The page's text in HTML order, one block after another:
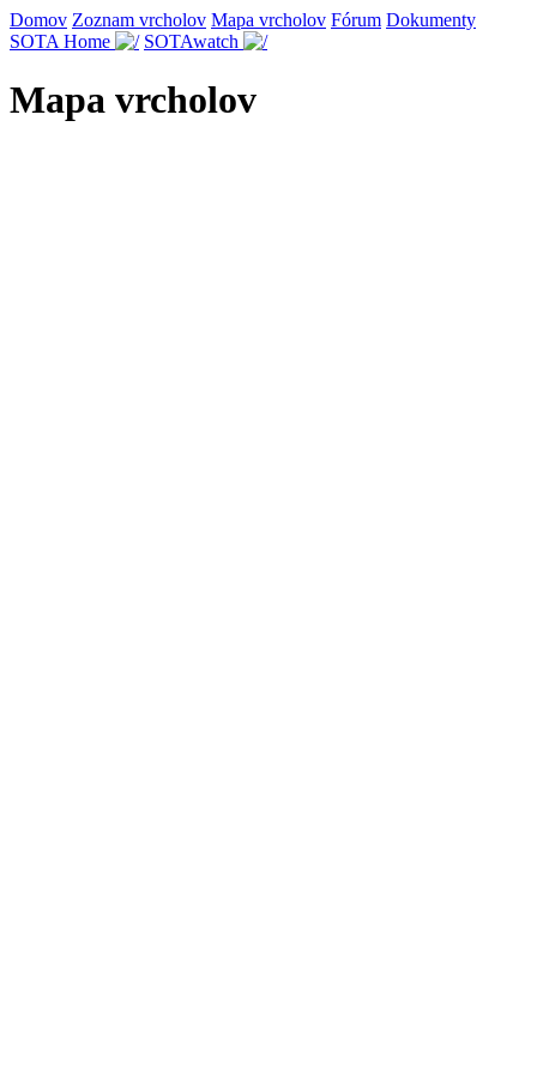
Domov Zoznam vrcholov Mapa vrcholov Fórum Dokumenty
SOTA Home
SOTAwatch
Mapa vrcholov